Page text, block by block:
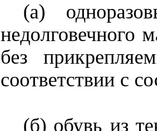
(а)
недолговечного
без
соответствии с
(б) обувь из